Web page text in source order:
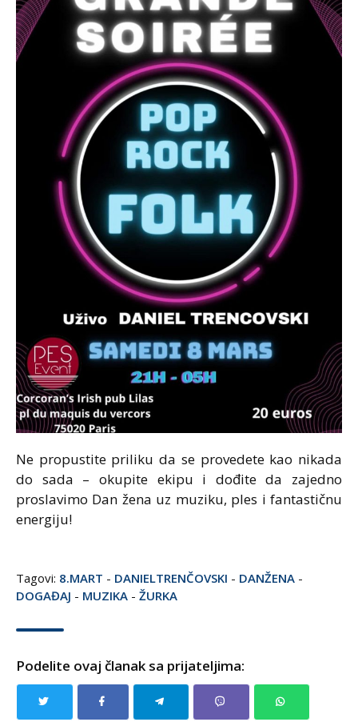
Ne propustite priliku da se provedete kao nikada
do sada – okupite ekipu i dođite da zajedno
proslavimo Dan žena uz muziku, ples i fantastičnu
energiju!
Tagovi: 8.MART - DANIELTRENČOVSKI - DANŽENA -
DOGAĐAJ - MUZIKA - ŽURKA
Podelite ovaj članak sa prijateljima: